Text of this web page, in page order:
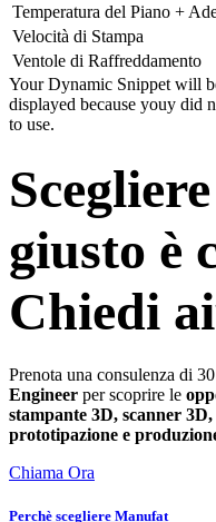
Temperatura del Piano +
Velocità di Stampa
Ventole di Raffreddamento
Your Dynamic Snippet will
displayed because youy did
to use.
giusto è
Chiedi
Prenota una consulenza di
Engineer per scoprire le
stampante 3D, scanner
prototipazione e
Chiama Ora
Perchè scegliere Manufat